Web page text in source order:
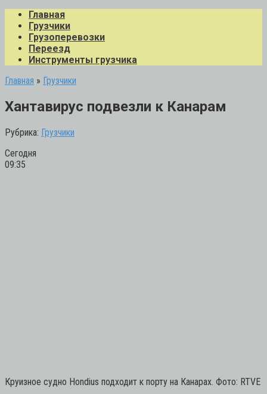
Главная
Грузчики
Грузоперевозки
Переезд
Инструменты грузчика
Главная » Грузчики
Хантавирус подвезли к Канарам
Рубрика: Грузчики
Сегодня
09:35
Круизное судно Hondius подходит к порту на Канарах. Фото: RTVE